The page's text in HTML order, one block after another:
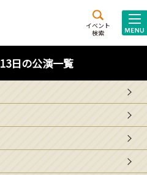
イベント
検索
西新井
ホール
日の公演一覧